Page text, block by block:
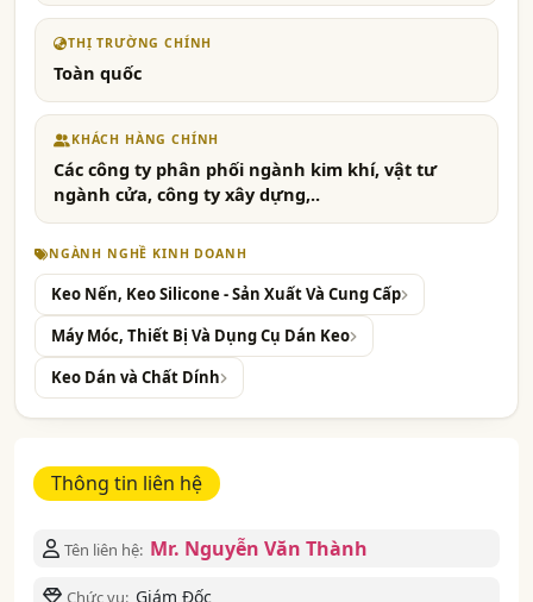
THỊ TRƯỜNG CHÍNH
Toàn quốc
KHÁCH HÀNG CHÍNH
Các công ty phân phối ngành kim khí, vật tư
ngành cửa, công ty xây dựng,..
NGÀNH NGHỀ KINH DOANH
Keo Nến, Keo Silicone - Sản Xuất Và Cung Cấp
Máy Móc, Thiết Bị Và Dụng Cụ Dán Keo
Keo Dán và Chất Dính
Thông tin liên hệ
Tên liên hệ: Mr. Nguyễn Văn Thành
Giám Đốc